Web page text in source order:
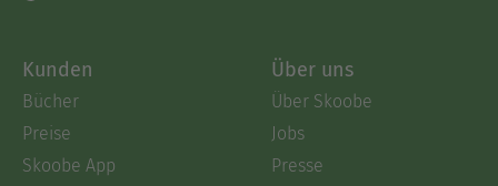
Kunden
Bücher
Preise
Skoobe App
Über uns
Über Skoobe
Jobs
Presse